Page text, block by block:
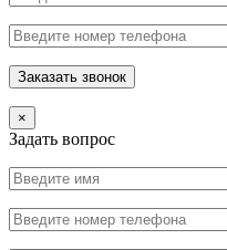
×
Задать вопрос